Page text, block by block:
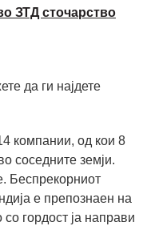
ЗТД сточарство
да ги најдете
компании, од кои 8
соседните земји.
Беспрекорниот
е препознаен на
гордост ја направи